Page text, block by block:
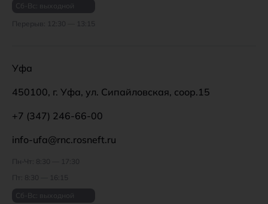
Сб-Вс: выходной
Перерыв: 12:30 — 13:15
Уфа
450100, г. Уфа, ул. Сипайловская, соор.15
+7 (347) 246-66-00
info-ufa@rnc.rosneft.ru
Пн-Чт: 8:30 — 17:30
Пт: 8:30 — 16:15
Сб-Вс: выходной